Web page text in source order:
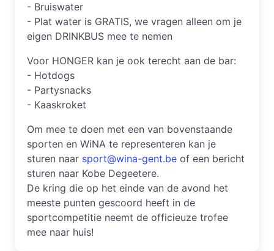
- Bruiswater
- Plat water is GRATIS, we vragen alleen om je
eigen DRINKBUS mee te nemen
Voor HONGER kan je ook terecht aan de bar:
- Hotdogs
- Partysnacks
- Kaaskroket
Om mee te doen met een van bovenstaande
sporten en WiNA te representeren kan je
sturen naar sport@wina-gent.be of een bericht
sturen naar Kobe Degeetere.
De kring die op het einde van de avond het
meeste punten gescoord heeft in de
sportcompetitie neemt de officieuze trofee
mee naar huis!